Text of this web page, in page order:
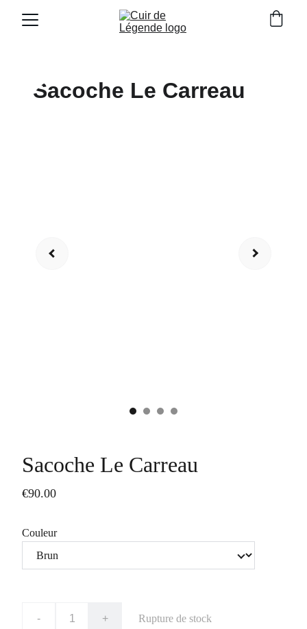
Sacoche Le Carreau
€90.00
Couleur
- + Rupture de stock